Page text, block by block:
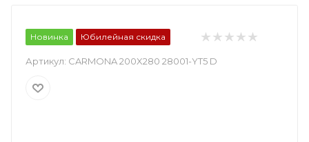
Новинка Юбилейная скидка
Артикул: CARMONA 200X280 28001-YT5 D